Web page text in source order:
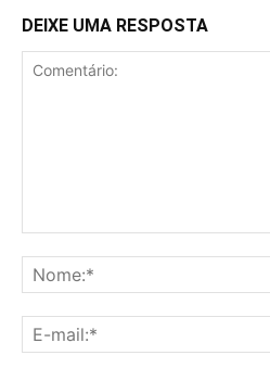
DEIXE UMA RESPOSTA